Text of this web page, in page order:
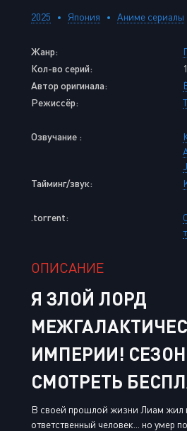
2025 Япония Аниме сериалы
Жанр:
Кол-во серий:
Автор оригинала:
Режиссёр:
Озвучание :
Тайминг/звук:
.torrent:
ОПИСАНИЕ
Я ЗЛОЙ ЛОРД
ИМПЕРИИ! СЕЗОН
СМОТРЕТЬ
В своей прошлой жизни Лиам жил
ответственный человек... но умер